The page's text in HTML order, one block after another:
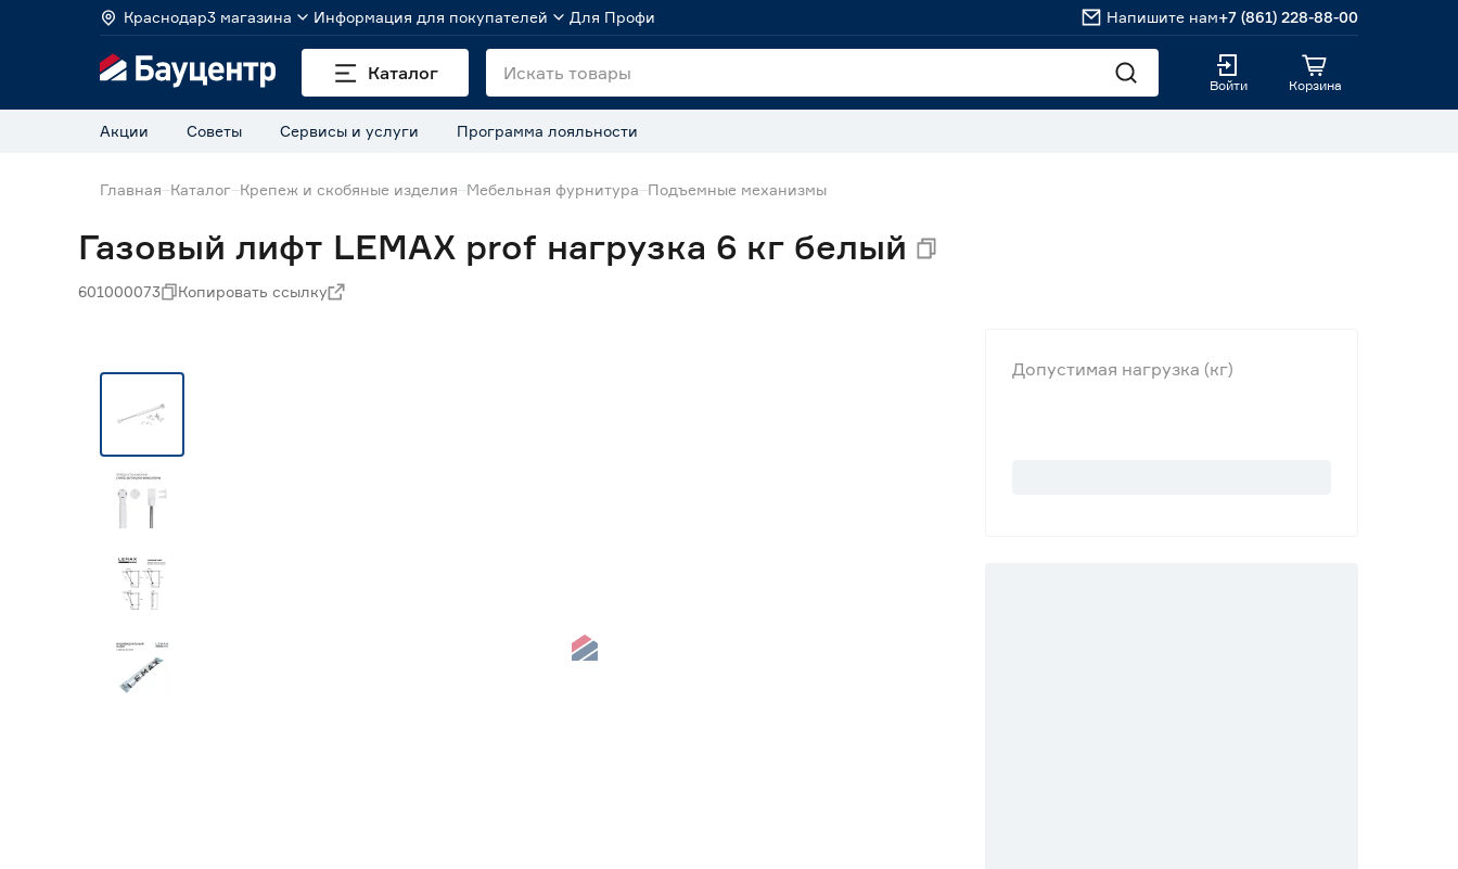
Краснодар3 магазина Информация для покупателей Для Профи Напишите нам+7 (861) 228-88-00
Каталог
Войти Корзина
Акции Советы Сервисы и услуги Программа лояльности
Главная Каталог Крепеж и скобяные изделия Мебельная фурнитура Подъемные механизмы
Газовый лифт LEMAX prof нагрузка 6 кг белый
601000073 Копировать ссылку
Допустимая нагрузка (кг)